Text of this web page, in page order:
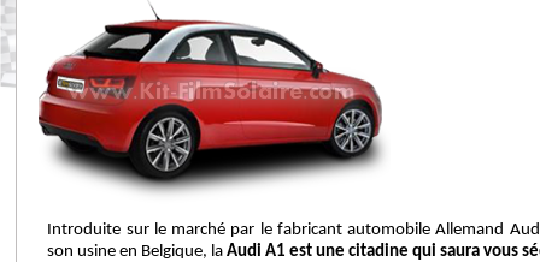
Introduite sur le marché par le fabricant automobile Allemand
son usine en Belgique, laAudi A1 est une citadine qui saura vous